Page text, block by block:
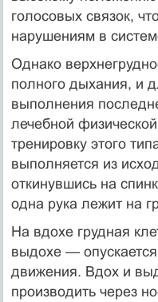
голосовых связок,
нарушениям в
Однако
полного дыхания, и
выполнения
лечебной
тренировку этого
выполняется из
откинувшись на
одна рука лежит на
На вдохе грудная
выдохе —
движения. Вдох и
производить через